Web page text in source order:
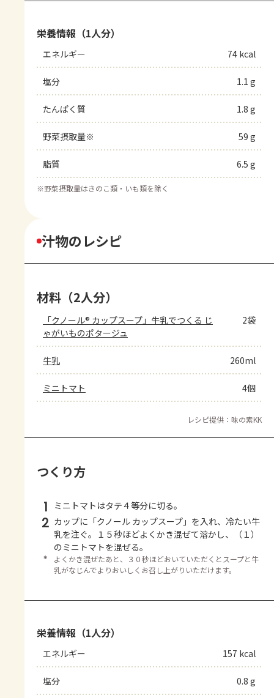
栄養情報（1人分）
エネルギー 74 kcal
塩分 1.1 g
たんぱく質 1.8 g
野菜摂取量※ 59 g
脂質 6.5 g
※野菜摂取量はきのこ類・いも類を除く
汁物のレシピ
材料（2人分）
「クノール® カップスープ」牛乳でつくる じ
ゃがいものポタージュ
2袋
牛乳 260ml
ミニトマト 4個
レシピ提供：味の素KK
つくり方
1 ミニトマトはタテ４等分に切る。
2 カップに「クノール カップスープ」を入れ、冷たい牛
乳を注ぐ。１５秒ほどよくかき混ぜて溶かし、（１）
のミニトマトを混ぜる。
＊
よくかき混ぜたあと、３０秒ほどおいていただくとスープと牛
乳がなじんでよりおいしくお召し上がりいただけます。
栄養情報（1人分）
エネルギー 157 kcal
塩分 0.8 g